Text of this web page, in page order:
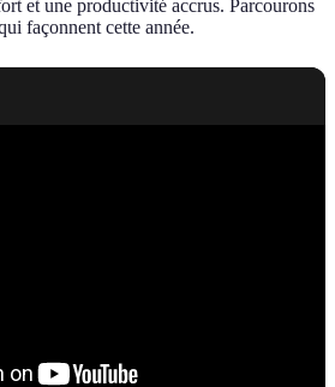
et une productivité accrus. Parcourons
façonnent cette année.